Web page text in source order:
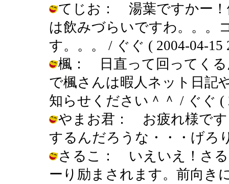
てじお： 湯葉ですかー
は飲みづらいですわ。。。
す。。。 / ぐぐ ( 2004-04-15
楓： 日直って回ってく
で楓さんは暇人ネット日記
知らせください＾＾ / ぐぐ (
やまお君： お疲れ様です
するんだろうな・・・げろ
さるこ： いえいえ！さる
ーり励まされます。前向